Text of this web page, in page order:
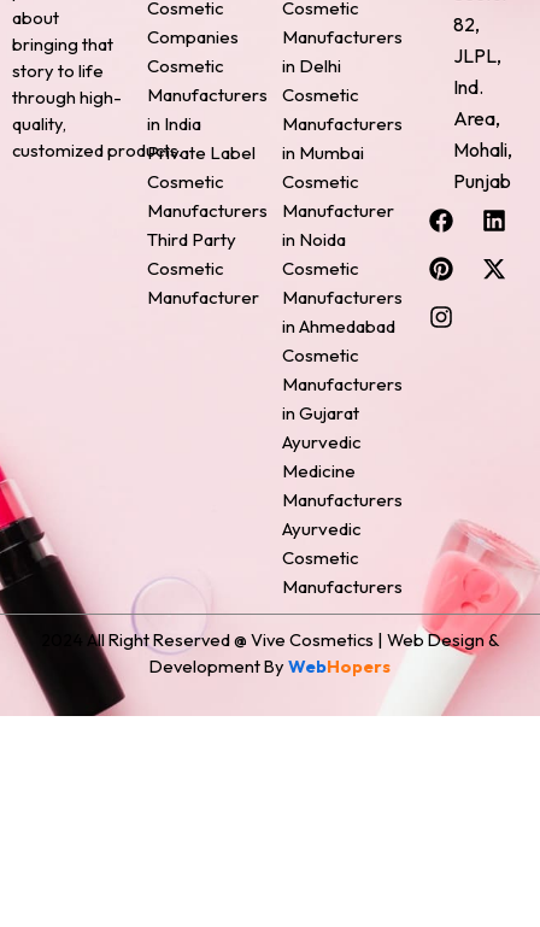
about
bringing that
story to life
through high-
quality,
customized products.
Cosmetic
Companies
Cosmetic
Manufacturers
in India
Private Label
Cosmetic
Manufacturers
Third Party
Cosmetic
Manufacturer
Cosmetic
Manufacturers
in Delhi
Cosmetic
Manufacturers
in Mumbai
Cosmetic
Manufacturer
in Noida
Cosmetic
Manufacturers
in Ahmedabad
Cosmetic
Manufacturers
in Gujarat
Ayurvedic
Medicine
Manufacturers
Ayurvedic
Cosmetic
Manufacturers
82,
JLPL,
Ind.
Area,
Mohali,
Punjab
F
a
c
e
b
o
L
i
n
k
P
i
n
t
e
r
X
-
t
w
I
n
s
t
a
g
2024 All Right Reserved @ Vive Cosmetics | Web Design &
Development By WebHopers